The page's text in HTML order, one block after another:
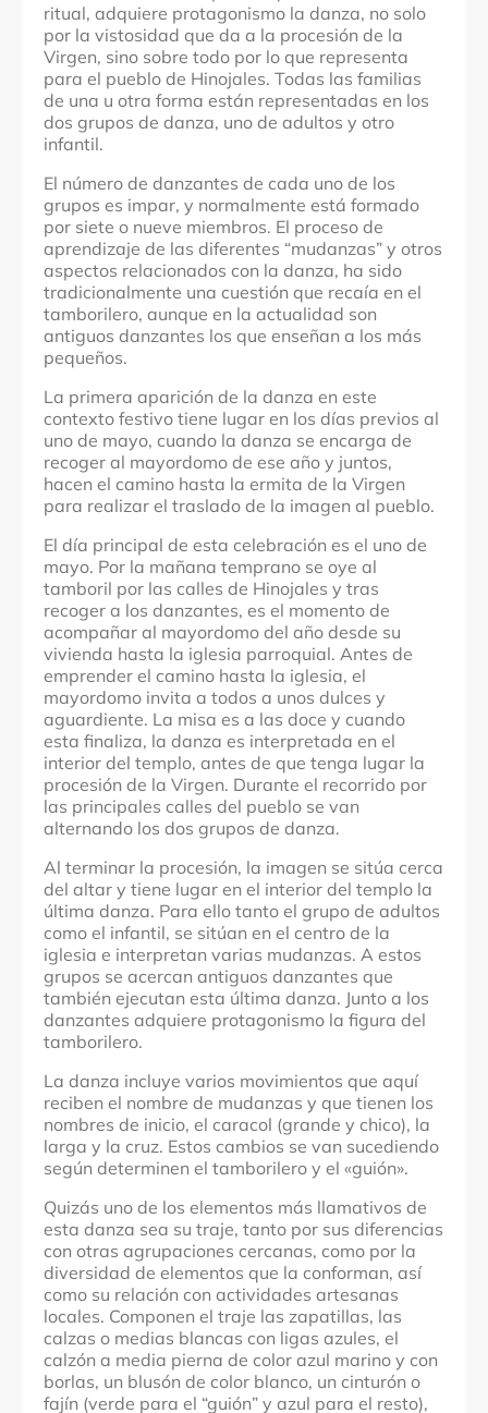
ritual, adquiere protagonismo la danza, no solo
por la vistosidad que da a la procesión de la
Virgen, sino sobre todo por lo que representa
para el pueblo de Hinojales. Todas las familias
de una u otra forma están representadas en los
dos grupos de danza, uno de adultos y otro
infantil.
El número de danzantes de cada uno de los
grupos es impar, y normalmente está formado
por siete o nueve miembros. El proceso de
aprendizaje de las diferentes “mudanzas” y otros
aspectos relacionados con la danza, ha sido
tradicionalmente una cuestión que recaía en el
tamborilero, aunque en la actualidad son
antiguos danzantes los que enseñan a los más
pequeños.
La primera aparición de la danza en este
contexto festivo tiene lugar en los días previos al
uno de mayo, cuando la danza se encarga de
recoger al mayordomo de ese año y juntos,
hacen el camino hasta la ermita de la Virgen
para realizar el traslado de la imagen al pueblo.
El día principal de esta celebración es el uno de
mayo. Por la mañana temprano se oye al
tamboril por las calles de Hinojales y tras
recoger a los danzantes, es el momento de
acompañar al mayordomo del año desde su
vivienda hasta la iglesia parroquial. Antes de
emprender el camino hasta la iglesia, el
mayordomo invita a todos a unos dulces y
aguardiente. La misa es a las doce y cuando
esta finaliza, la danza es interpretada en el
interior del templo, antes de que tenga lugar la
procesión de la Virgen. Durante el recorrido por
las principales calles del pueblo se van
alternando los dos grupos de danza.
Al terminar la procesión, la imagen se sitúa cerca
del altar y tiene lugar en el interior del templo la
última danza. Para ello tanto el grupo de adultos
como el infantil, se sitúan en el centro de la
iglesia e interpretan varias mudanzas. A estos
grupos se acercan antiguos danzantes que
también ejecutan esta última danza. Junto a los
danzantes adquiere protagonismo la figura del
tamborilero.
La danza incluye varios movimientos que aquí
reciben el nombre de mudanzas y que tienen los
nombres de inicio, el caracol (grande y chico), la
larga y la cruz. Estos cambios se van sucediendo
según determinen el tamborilero y el «guión».
Quizás uno de los elementos más llamativos de
esta danza sea su traje, tanto por sus diferencias
con otras agrupaciones cercanas, como por la
diversidad de elementos que la conforman, así
como su relación con actividades artesanas
locales. Componen el traje las zapatillas, las
calzas o medias blancas con ligas azules, el
calzón a media pierna de color azul marino y con
borlas, un blusón de color blanco, un cinturón o
fajín (verde para el “guión” y azul para el resto),